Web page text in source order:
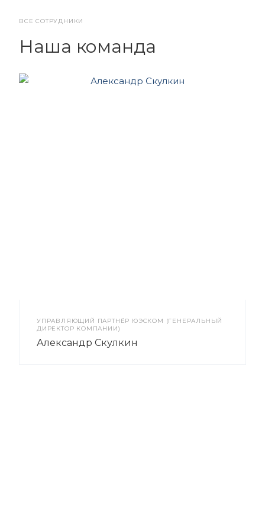
ВСЕ СОТРУДНИКИ
Наша команда
УПРАВЛЯЮЩИЙ ПАРТНЁР ЮЭСКОМ (ГЕНЕРАЛЬНЫЙ
ДИРЕКТОР КОМПАНИИ)
Александр Скулкин